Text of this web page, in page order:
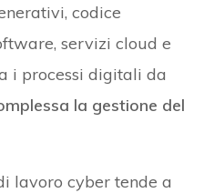
codice
servizi cloud e
i processi digitali da
la gestione del
lavoro cyber tende a